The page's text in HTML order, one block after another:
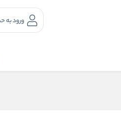
ورود به